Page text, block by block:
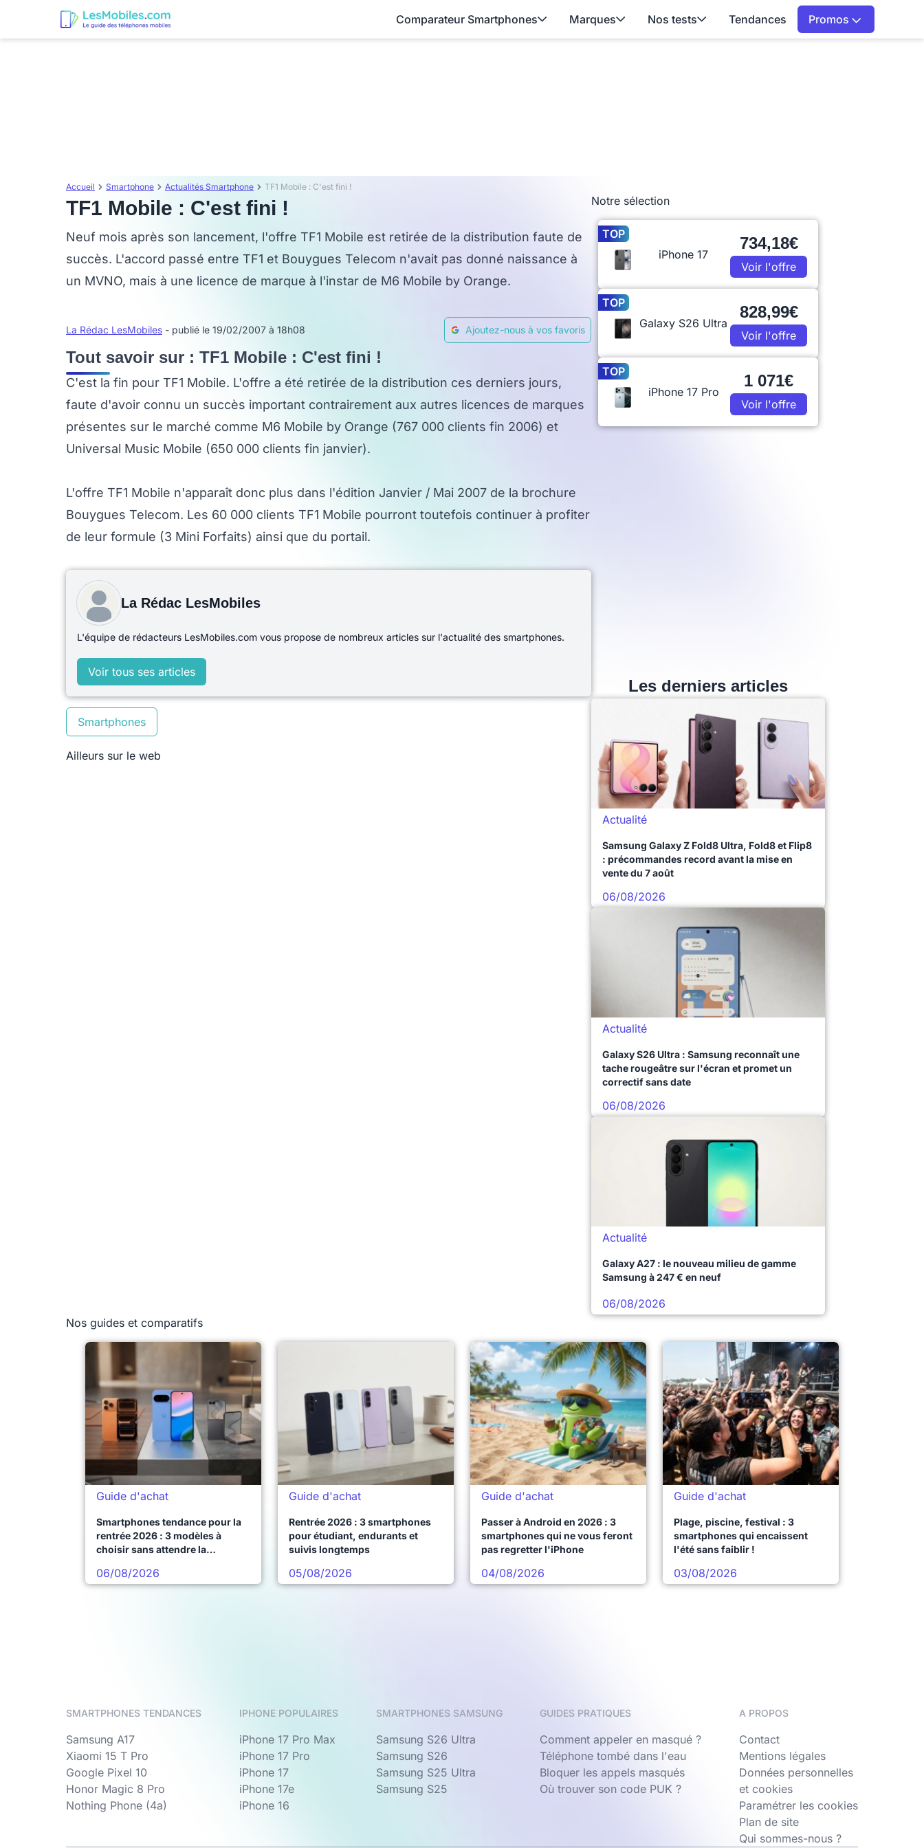
Comparateur Smartphones Marques Nos tests Tendances Promos
Accueil Smartphone Actualités Smartphone TF1 Mobile : C'est fini !
TF1 Mobile : C'est fini !
Neuf mois après son lancement, l'offre TF1 Mobile est retirée de la distribution faute de
succès. L'accord passé entre TF1 et Bouygues Telecom n'avait pas donné naissance à
un MVNO, mais à une licence de marque à l'instar de M6 Mobile by Orange.
La Rédac LesMobiles - publié le 19/02/2007 à 18h08 Ajoutez-nous à vos favoris
Tout savoir sur : TF1 Mobile : C'est fini !
C'est la fin pour TF1 Mobile. L'offre a été retirée de la distribution ces derniers jours,
faute d'avoir connu un succès important contrairement aux autres licences de marques
présentes sur le marché comme M6 Mobile by Orange (767 000 clients fin 2006) et
Universal Music Mobile (650 000 clients fin janvier).
L'offre TF1 Mobile n'apparaît donc plus dans l'édition Janvier / Mai 2007 de la brochure
Bouygues Telecom. Les 60 000 clients TF1 Mobile pourront toutefois continuer à profiter
de leur formule (3 Mini Forfaits) ainsi que du portail.
La Rédac LesMobiles
L'équipe de rédacteurs LesMobiles.com vous propose de nombreux articles sur l'actualité des smartphones.
Voir tous ses articles
Smartphones
Ailleurs sur le web
Notre sélection
TOP
iPhone 17
734,18€
Voir l'offre
TOP
Galaxy S26 Ultra
828,99€
Voir l'offre
TOP
iPhone 17 Pro
1 071€
Voir l'offre
Les derniers articles
Actualité
Samsung Galaxy Z Fold8 Ultra, Fold8 et Flip8
: précommandes record avant la mise en
vente du 7 août
06/08/2026
Actualité
Galaxy S26 Ultra : Samsung reconnaît une
tache rougeâtre sur l'écran et promet un
correctif sans date
06/08/2026
Actualité
Galaxy A27 : le nouveau milieu de gamme
Samsung à 247 € en neuf
06/08/2026
Nos guides et comparatifs
Guide d'achat
Smartphones tendance pour la
rentrée 2026 : 3 modèles à
choisir sans attendre la
06/08/2026
Guide d'achat
Rentrée 2026 : 3 smartphones
pour étudiant, endurants et
suivis longtemps
05/08/2026
Guide d'achat
Passer à Android en 2026 : 3
smartphones qui ne vous feront
pas regretter l'iPhone
04/08/2026
Guide d'achat
Plage, piscine, festival : 3
smartphones qui encaissent
l'été sans faiblir !
03/08/2026
SMARTPHONES TENDANCES
Samsung A17
Xiaomi 15 T Pro
Google Pixel 10
Honor Magic 8 Pro
Nothing Phone (4a)
IPHONE POPULAIRES
iPhone 17 Pro Max
iPhone 17 Pro
iPhone 17
iPhone 17e
iPhone 16
SMARTPHONES SAMSUNG
Samsung S26 Ultra
Samsung S26
Samsung S25 Ultra
Samsung S25
GUIDES PRATIQUES
Comment appeler en masqué ?
Téléphone tombé dans l'eau
Bloquer les appels masqués
Où trouver son code PUK ?
A PROPOS
Contact
Mentions légales
Données personnelles
et cookies
Paramétrer les cookies
Plan de site
Qui sommes-nous ?